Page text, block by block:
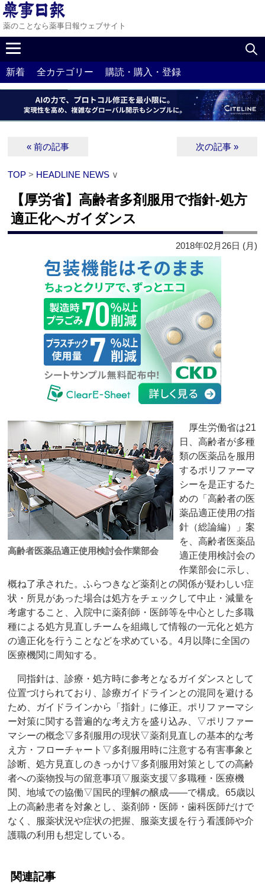
薬のことなら薬事日報ウェブサイト
新着 全カテゴリー 購読・購入・登録
« 前の記事 次の記事 »
TOP > HEADLINE NEWS ∨
【厚労省】高齢者多剤服用で指針‐処方
適正化へガイダンス
2018年02月26日 (月)
高齢者医薬品適正使用検討会作業部会
厚生労働省は21
日、高齢者が多種
類の医薬品を服用
するポリファーマ
シーを是正するた
めの「高齢者の医
薬品適正使用の指
針（総論編）」案
を、高齢者医薬品
適正使用検討会の
作業部会に示し、
概ね了承された。ふらつきなど薬剤との関係が疑わしい症
状・所見があった場合は処方をチェックして中止・減量を
考慮すること、入院中に薬剤師・医師等を中心とした多職
種による処方見直しチームを組織して情報の一元化と処方
の適正化を行うことなどを求めている。4月以降に全国の
医療機関に周知する。
同指針は、診療・処方時に参考となるガイダンスとして
位置づけられており、診療ガイドラインとの混同を避ける
ため、ガイドラインから「指針」に修正。ポリファーマシ
ー対策に関する普遍的な考え方を盛り込み、▽ポリファー
マシーの概念▽多剤服用の現状▽薬剤見直しの基本的な考
え方・フローチャート▽多剤服用時に注意する有害事象と
診断、処方見直しのきっかけ▽多剤服用対策としての高齢
者への薬物投与の留意事項▽服薬支援▽多職種・医療機
関、地域での協働▽国民的理解の醸成――で構成。65歳以
上の高齢患者を対象とし、薬剤師・医師・歯科医師だけで
なく、服薬状況や症状の把握、服薬支援を行う看護師や介
護職の利用も想定している。
関連記事